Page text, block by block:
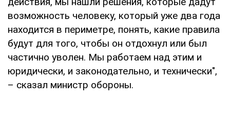
возможность человеку, который уже два года
находится в периметре, понять, какие правила
будут для того, чтобы он отдохнул или был
частично уволен. Мы работаем над этим и
юридически, и законодательно, и технически",
– сказал министр обороны.